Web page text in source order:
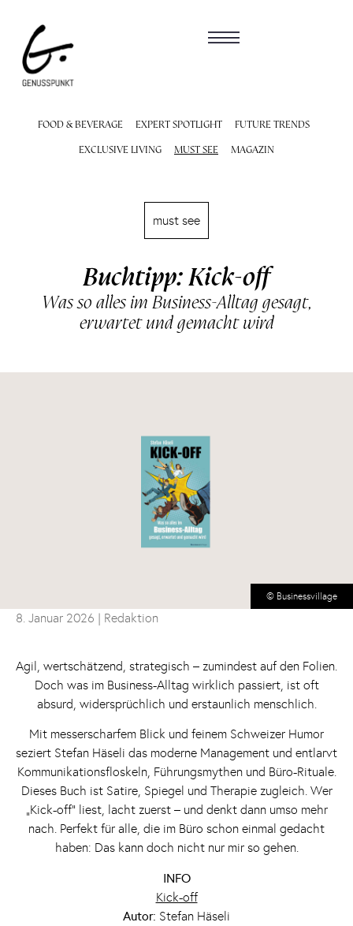
FOOD & BEVERAGE EXPERT SPOTLIGHT
FUTURE TRENDS
EXCLUSIVE LIVING
MUST SEE MAGAZIN
must see
Buchtipp: Kick-off
Was so alles im Business-Alltag gesagt,
erwartet und gemacht wird
© Businessvillage
8. Januar 2026 | Redaktion
Agil, wertschätzend, strategisch – zumindest auf den Folien.
Doch was im Business-Alltag wirklich passiert, ist oft
absurd, widersprüchlich und erstaunlich menschlich.
Mit messerscharfem Blick und feinem Schweizer Humor
seziert Stefan Häseli das moderne Management und entlarvt
Kommunikationsfloskeln, Führungsmythen und Büro-Rituale.
Dieses Buch ist Satire, Spiegel und Therapie zugleich. Wer
„Kick-off“ liest, lacht zuerst – und denkt dann umso mehr
nach. Perfekt für alle, die im Büro schon einmal gedacht
haben: Das kann doch nicht nur mir so gehen.
INFO
Kick-off
Autor: Stefan Häseli